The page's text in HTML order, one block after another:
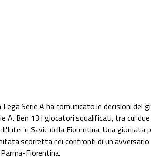
Serie A ha comunicato le decisioni del
A. Ben 13 i giocatori squalificati, tra cui
e Savic della Fiorentina. Una giornata
scorretta nei confronti di un avversario
Fiorentina.